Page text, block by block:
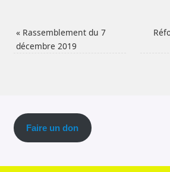
«Rassemblement du 7
décembre 2019
Faire un don